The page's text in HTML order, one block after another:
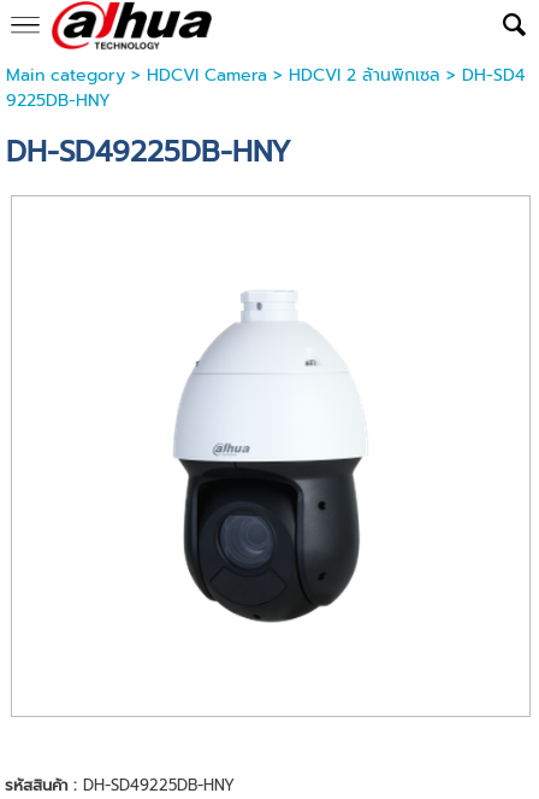
Main category> HDCVI Camera> HDCVI 2 ล้านพิกเซล > DH-SD4
9225DB-HNY
DH-SD49225DB-HNY
รหัสสินค้า :DH-SD49225DB-HNY